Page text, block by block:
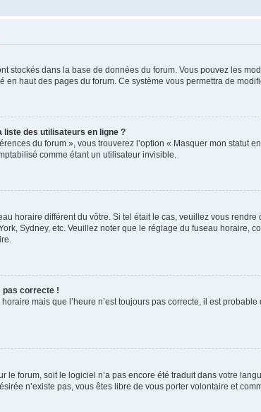
stockés dans la base de données du forum. Vous pouvez les
haut des pages du forum. Ce système vous permettra de
liste des utilisateurs en ligne ?
du forum », vous trouverez l’option « Masquer mon statut
comme étant un utilisateur invisible.
horaire différent du vôtre. Si tel était le cas, veuillez vous
Sydney, etc. Veuillez noter que le réglage du fuseau horaire,
pas correcte !
mais que l’heure n’est toujours pas correcte, il est
le forum, soit le logiciel n’a pas encore été traduit dans votre
n’existe pas, vous êtes libre de vous porter volontaire et